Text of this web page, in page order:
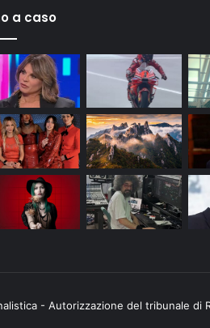
a caso
- Autorizzazione del tribunale di